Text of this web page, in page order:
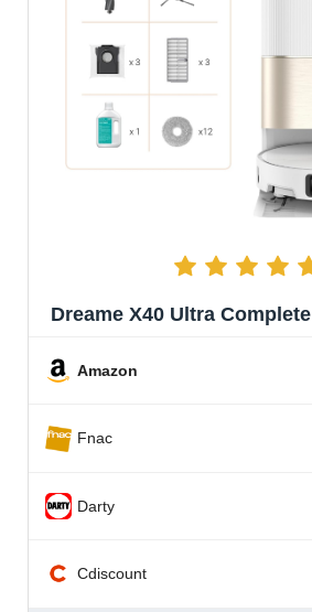
Dreame X40 Ultra Complete
Amazon
Fnac
Darty
Cdiscount